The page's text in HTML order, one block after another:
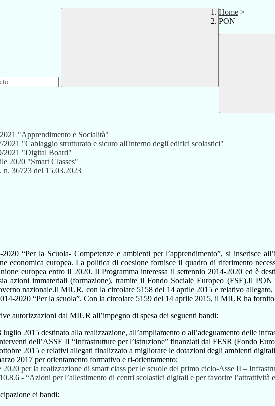
Home >
PON
"Apprendimento e Socialità"
"Cablaggio strutturato e sicuro all'interno degli edifici scolastici"
2021 "Digital Board"
2020 "Smart Classes"
36723 del 15.03.2023
“Per la Scuola- Competenze e ambienti per l’apprendimento”, si inserisce
economica europea. La politica di coesione fornisce il quadro di riferimento
europea entro il 2020. Il Programma interessa il settennio 2014-2020 ed è
azioni immateriali (formazione), tramite il Fondo Sociale Europeo (FSE).Il
nazionale.Il MIUR, con la circolare 5158 del 14 aprile 2015 e relativo
2020 “Per la scuola”. Con la circolare 5159 del 14 aprile 2015, il MIUR ha
autorizzazioni dal MIUR all’impegno di spesa dei seguenti bandi:
2015 destinato alla realizzazione, all’ampliamento o all’adeguamento delle
dell’ASSE II “Infrastrutture per l’istruzione” finanziati dal FESR (Fondo
2015 e relativi allegati finalizzato a migliorare le dotazioni degli ambienti
2017 per orientamento formativo e ri-orientamento;
per la realizzazione di smart class per le scuole del primo ciclo-Asse II –
- “Azioni per l’allestimento di centri scolastici digitali e per favorire l’attrattività
ei bandi: